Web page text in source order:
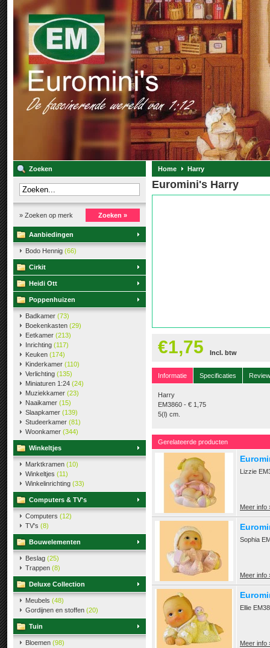
Zoeken
» Zoeken op merk Zoeken »
Aanbiedingen
Bodo Hennig (66)
Cirkit
Heidi Ott
Poppenhuizen
Badkamer (73)
Boekenkasten (29)
Eetkamer (213)
Inrichting (117)
Keuken (174)
Kinderkamer (110)
Verlichting (135)
Miniaturen 1:24 (24)
Muziekkamer (23)
Naaikamer (15)
Slaapkamer (139)
Studeerkamer (81)
Woonkamer (344)
Winkeltjes
Marktkramen (10)
Winkeltjes (11)
Winkelinrichting (33)
Computers & TV's
Computers (12)
TV's (8)
Bouwelementen
Beslag (25)
Trappen (8)
Deluxe Collection
Meubels (48)
Gordijnen en stoffen (20)
Tuin
Bloemen (98)
Home Harry
Euromini's Harry
€1,75 Incl. btw
Informatie Specificaties
Harry
EM3860 - € 1,75
5(l) cm.
Gerelateerde producten
Lizzie
Meer info
Sophia
Meer info
Ellie
Meer info